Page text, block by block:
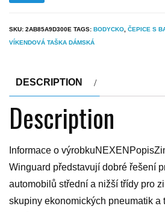
SKU: 2AB85A9D300E TAGS: BODYCKO, ČEPICE S
VÍKENDOVÁ TAŠKA DÁMSKÁ
DESCRIPTION
Description
Informace o
Winguard představují dobré řešení
automobilů střední a nižší třídy pro
skupiny ekonomických pneumatik a